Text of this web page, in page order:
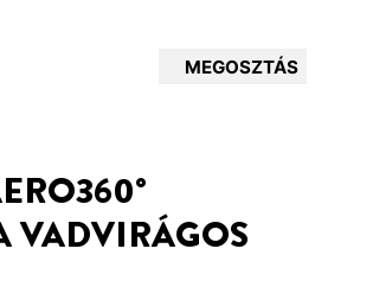
MEGOSZTÁS
VADVIRÁGOS